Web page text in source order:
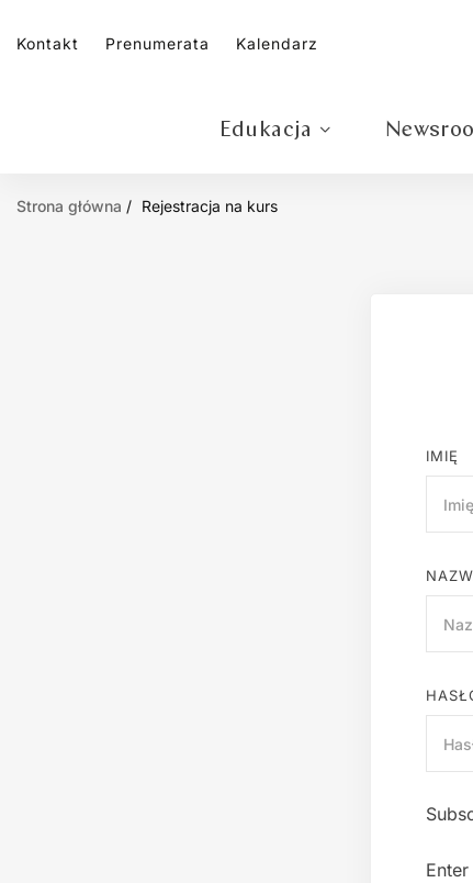
Kontakt Prenumerata Kalendarz
Edukacja
Strona główna Rejestracja na kurs
IMIĘ